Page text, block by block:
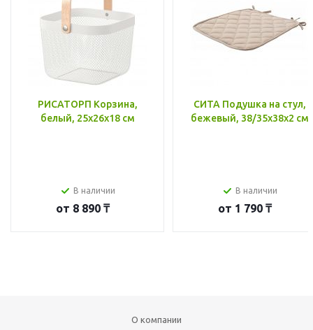
РИСАТОРП Корзина,
белый, 25x26x18 см
В наличии
от 8 890 ₸
СИТА Подушка на стул,
бежевый, 38/35x38x2 см
В наличии
от 1 790 ₸
О компании